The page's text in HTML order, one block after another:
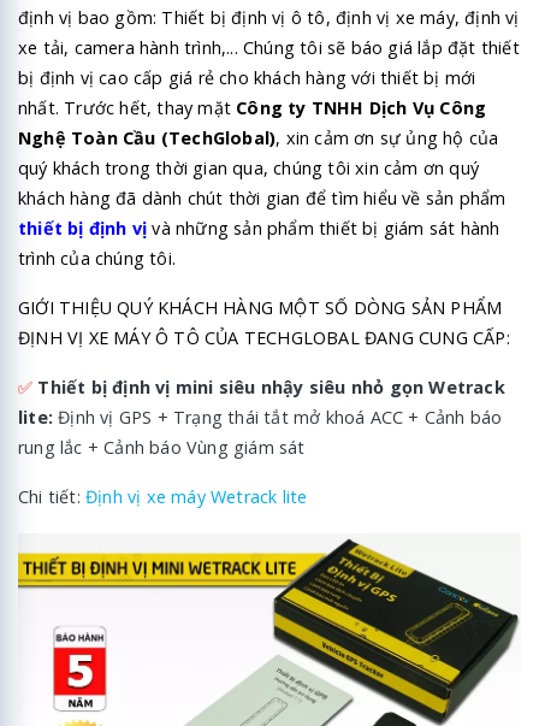
định vị bao gồm: Thiết bị định vị ô tô, định vị xe máy, định vị
xe tải, camera hành trình,... Chúng tôi sẽ báo giá lắp đặt thiết
bị định vị cao cấp giá rẻ cho khách hàng với thiết bị mới
nhất. Trước hết, thay mặt Công ty TNHH Dịch Vụ Công
Nghệ Toàn Cầu (TechGlobal), xin cảm ơn sự ủng hộ của
quý khách trong thời gian qua, chúng tôi xin cảm ơn quý
khách hàng đã dành chút thời gian để tìm hiểu về sản phẩm
thiết bị định vị và những sản phẩm thiết bị giám sát hành
trình của chúng tôi.
GIỚI THIỆU QUÝ KHÁCH HÀNG MỘT SỐ DÒNG SẢN PHẨM
ĐỊNH VỊ XE MÁY Ô TÔ CỦA TECHGLOBAL ĐANG CUNG CẤP:
✅ Thiết bị định vị mini siêu nhậy siêu nhỏ gọn Wetrack
lite: Định vị GPS + Trạng thái tắt mở khoá ACC + Cảnh báo
rung lắc + Cảnh báo Vùng giám sát
Chi tiết: Định vị xe máy Wetrack lite